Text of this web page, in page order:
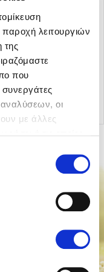
λειτουργιών
της
που
συνεργάτες
οι
με άλλες